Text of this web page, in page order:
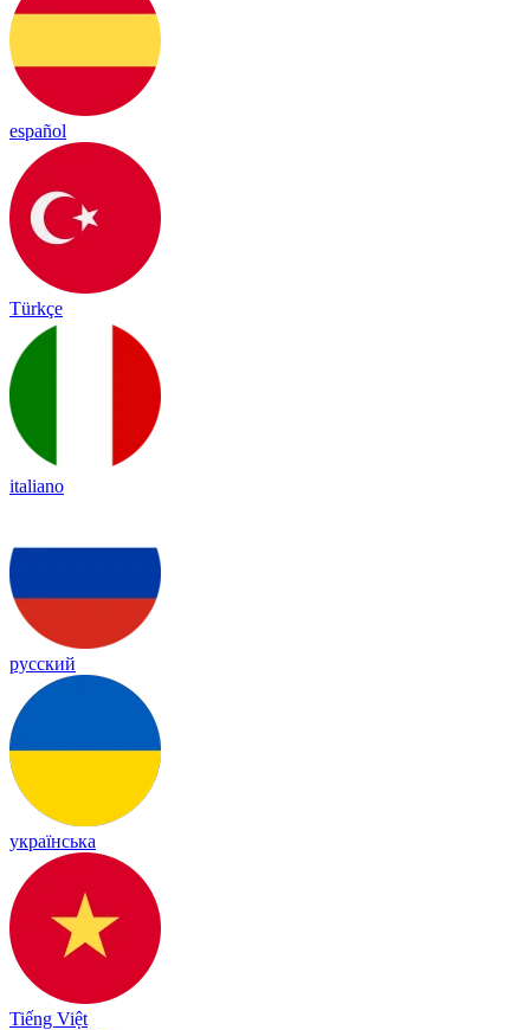
español
Türkçe
italiano
русский
українська
Tiếng Việt